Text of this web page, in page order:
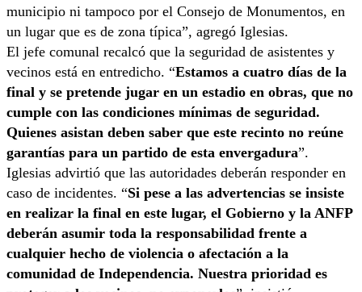
municipio ni tampoco por el Consejo de Monumentos, en
un lugar que es de zona típica”, agregó Iglesias.
El jefe comunal recalcó que la seguridad de asistentes y
vecinos está en entredicho. “Estamos a cuatro días de la
final y se pretende jugar en un estadio en obras, que no
cumple con las condiciones mínimas de seguridad.
Quienes asistan deben saber que este recinto no reúne
garantías para un partido de esta envergadura”.
Iglesias advirtió que las autoridades deberán responder en
caso de incidentes. “Si pese a las advertencias se insiste
en realizar la final en este lugar, el Gobierno y la ANFP
deberán asumir toda la responsabilidad frente a
cualquier hecho de violencia o afectación a la
comunidad de Independencia. Nuestra prioridad es